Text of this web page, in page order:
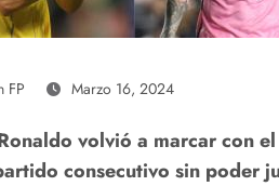
FP Marzo 16, 2024
volvió a marcar con
consecutivo sin poder